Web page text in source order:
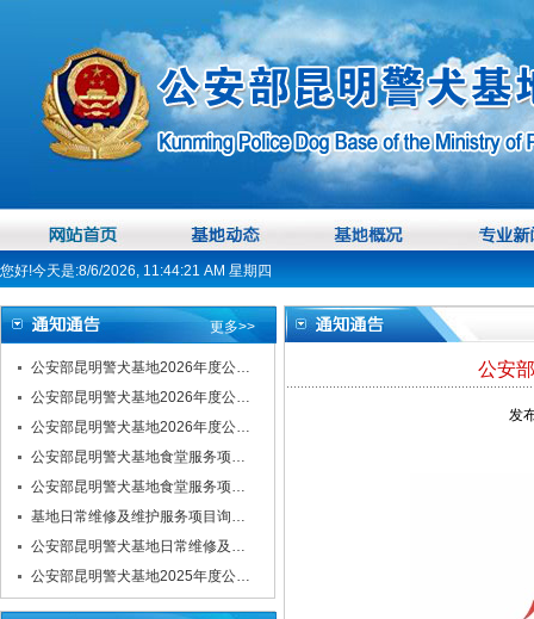
您好!今天是:8/6/2026, 11:44:21 AM 星期四
更多>>
公安部昆明警犬基地2026年度公…
公安部昆明警犬基地2026年度公…
公安部昆明警犬基地2026年度公…
公安部昆明警犬基地食堂服务项…
公安部昆明警犬基地食堂服务项…
基地日常维修及维护服务项目询…
公安部昆明警犬基地日常维修及…
公安部昆明警犬基地2025年度公…
公安
发